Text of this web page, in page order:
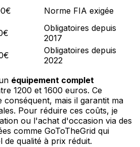
Norme FIA exigée
Obligatoires depuis
2017
Obligatoires depuis
2022
équipement complet
1200 et 1600 euros. Ce
mais il garantit ma
Pour réduire ces coûts, je
ou l'achat d'occasion via des
comme GoToTheGrid qui
de qualité à prix réduit.